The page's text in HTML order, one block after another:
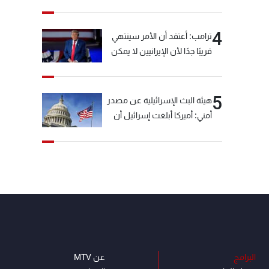
4ترامب: أعتقد أن الأمر سينتهي
قريبًا جدًا لأن الإيرانيين لا يمكن
5هيئة البث الإسرائيلية عن مصدر
أمني: أميركا أبلغت إسرائيل أن
البرامج
عن MTV